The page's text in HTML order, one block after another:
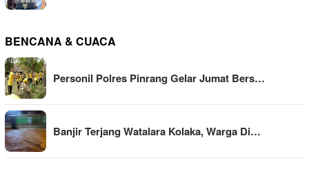
BENCANA & CUACA
Personil Polres Pinrang Gelar Jumat Bers…
Banjir Terjang Watalara Kolaka, Warga Di…